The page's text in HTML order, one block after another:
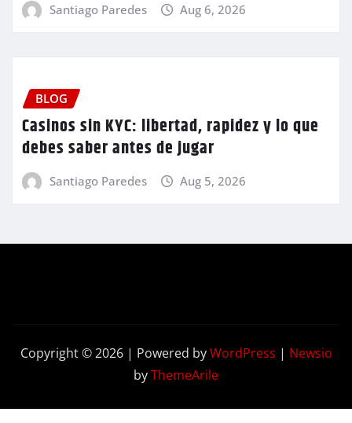
Santiago Paredes Aug 6, 2026
BLOG
Casinos sin KYC: libertad, rapidez y lo que
debes saber antes de jugar
Santiago Paredes Aug 5, 2026
Copyright © 2026 | Powered byWordPress | Newsio
byThemeArile